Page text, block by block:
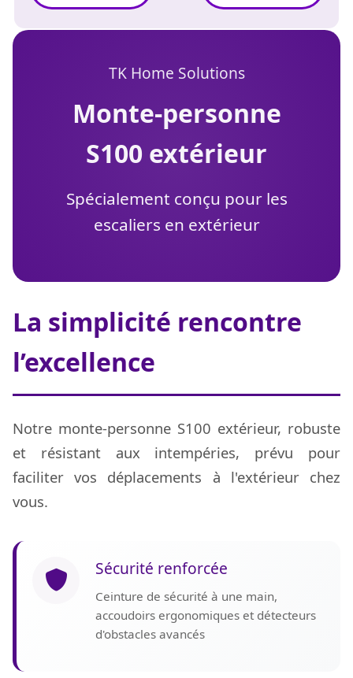
TK Home Solutions
monte-personne
S100 extérieur
Spécialement conçu pour les
escaliers en extérieur
La simplicité rencontre
l’excellence
Notre monte-personne S100 extérieur, robuste
et résistant aux intempéries, prévu pour
faciliter vos déplacements à l'extérieur chez
vous.
Sécurité renforcée
Ceinture de sécurité à une main,
accoudoirs ergonomiques et détecteurs
d'obstacles avancés